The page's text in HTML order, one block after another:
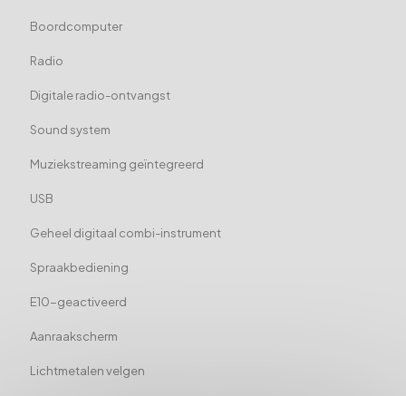
Boordcomputer
Radio
Digitale radio-ontvangst
Sound system
Muziekstreaming geïntegreerd
USB
Geheel digitaal combi-instrument
Spraakbediening
E10-geactiveerd
Aanraakscherm
Lichtmetalen velgen